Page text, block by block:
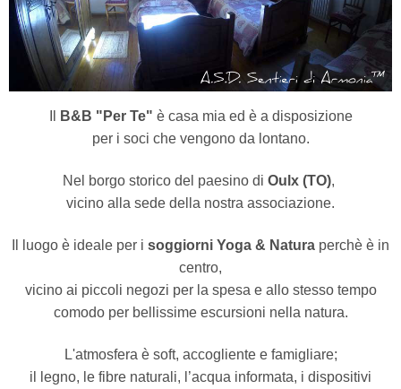
B&B "Per Te" è casa mia ed è a disposizione
per i soci che vengono da lontano.
Nel borgo storico del paesino di Oulx (TO),
vicino alla sede della nostra associazione.
Il luogo è ideale per i soggiorni Yoga & Natura perchè è in
centro,
vicino ai piccoli negozi per la spesa e allo stesso tempo
comodo per bellissime escursioni nella natura.
L'atmosfera è soft, accogliente e famigliare;
il legno, le fibre naturali, l’acqua informata, i dispositivi